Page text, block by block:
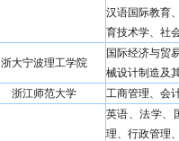
汉语国际教育
育技术学、社
浙大宁波理工学院
国际经济与贸
械设计制造及
浙江师范大学
工商管理、会
英语、法学、
理、行政管理